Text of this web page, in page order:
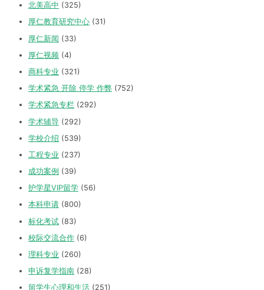
北美高中 (325)
厚仁教育研究中心 (31)
厚仁新闻 (33)
厚仁视频 (4)
商科专业 (321)
学术紧急 开除 停学 作弊 (752)
学术紧急专栏 (292)
学术辅导 (292)
学校介绍 (539)
工程专业 (237)
成功案例 (39)
护学星VIP留学 (56)
本科申请 (800)
标化考试 (83)
校际交流合作 (6)
理科专业 (260)
申诉复学指南 (28)
留学生心理和生活 (251)